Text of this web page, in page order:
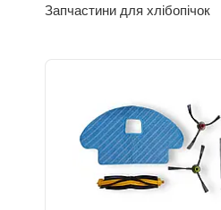
Запчастини для хлібопічок